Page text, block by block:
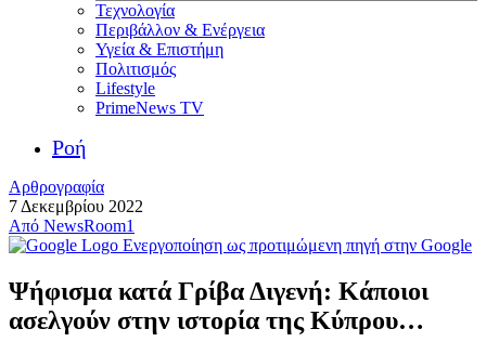
Τεχνολογία
Περιβάλλον & Ενέργεια
Υγεία & Επιστήμη
Πολιτισμός
Lifestyle
PrimeNews TV
Ροή
Αρθρογραφία
7 Δεκεμβρίου 2022
Από NewsRoom1
Ενεργοποίηση ως προτιμώμενη πηγή στην Google
Ψήφισμα κατά Γρίβα Διγενή: Κάποιοι
ασελγούν στην ιστορία της Κύπρου…